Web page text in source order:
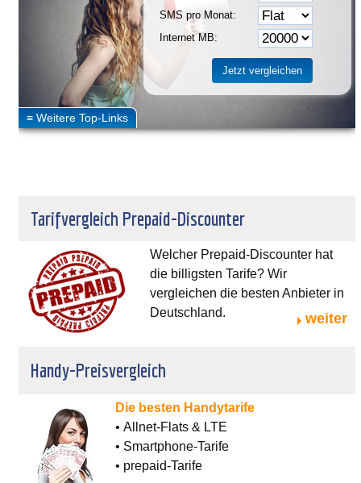
SMS pro Monat:
Internet MB:
Tarifvergleich Prepaid-Discounter
Welcher Prepaid-Discounter hat
die billigsten Tarife? Wir
vergleichen die besten Anbieter in
Deutschland.
weiter
Handy-Preisvergleich
Die besten Handytarife
• Allnet-Flats & LTE
• Smartphone-Tarife
• prepaid-Tarife